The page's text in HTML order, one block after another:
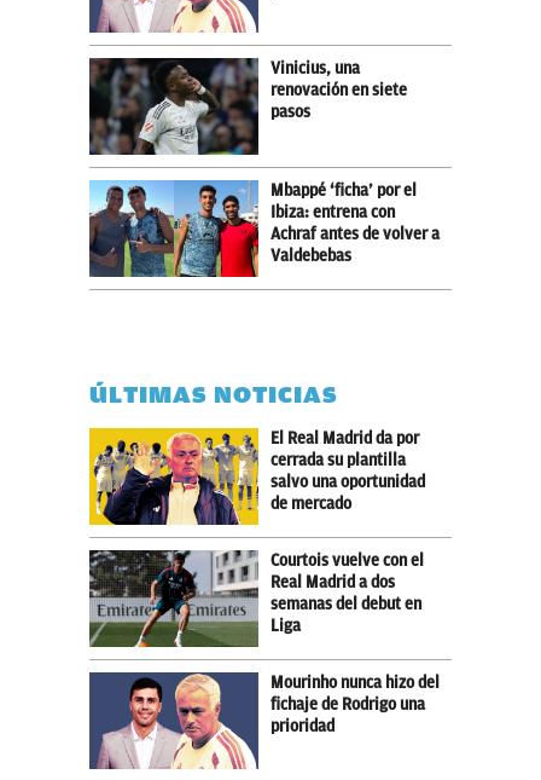
Vinicius, una
renovación en siete
pasos
Mbappé ‘ficha’ por el
Ibiza: entrena con
Achraf antes de volver a
Valdebebas
ÚLTIMAS NOTICIAS
El Real Madrid da por
cerrada su plantilla
salvo una oportunidad
de mercado
Courtois vuelve con el
Real Madrid a dos
semanas del debut en
Liga
Mourinho nunca hizo del
fichaje de Rodrigo una
prioridad